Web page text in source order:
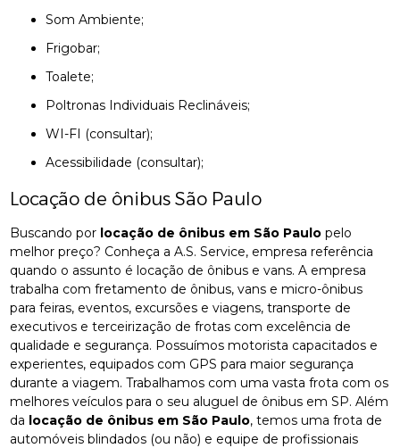
Som Ambiente;
Frigobar;
Toalete;
Poltronas Individuais Reclináveis;
WI-FI (consultar);
Acessibilidade (consultar);
Locação de ônibus São Paulo
Buscando por locação de ônibus em São Paulo pelo
melhor preço? Conheça a A.S. Service, empresa referência
quando o assunto é locação de ônibus e vans. A empresa
trabalha com fretamento de ônibus, vans e micro-ônibus
para feiras, eventos, excursões e viagens, transporte de
executivos e terceirização de frotas com excelência de
qualidade e segurança. Possuímos motorista capacitados e
experientes, equipados com GPS para maior segurança
durante a viagem. Trabalhamos com uma vasta frota com os
melhores veículos para o seu aluguel de ônibus em SP. Além
da locação de ônibus em São Paulo, temos uma frota de
automóveis blindados (ou não) e equipe de profissionais